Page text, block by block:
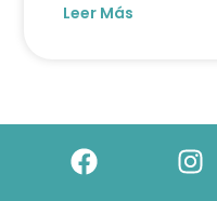
Leer Más